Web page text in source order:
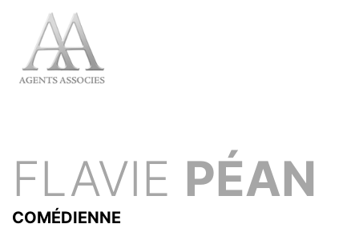
FLAVIE PÉAN
COMÉDIENNE